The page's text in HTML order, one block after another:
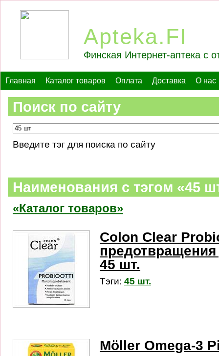
Apteka.FI
Финская Интернет-аптека с
Главная Каталог товаров Оплата Доставка О нас
Поиск по сайту
Введите тэг для поиска по сайту
Наименования c тэгом «45
«Каталог товаров»
Colon Clear
предотвращения
45 шт.
Тэги: 45 шт.
Möller Оmega-3